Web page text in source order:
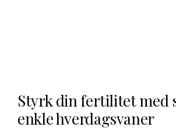
Styrk din fertilitet med
enkle hverdagsvaner